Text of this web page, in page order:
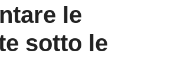
le
sotto le